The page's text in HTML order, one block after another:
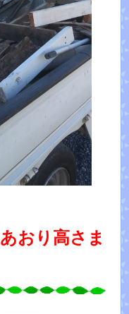
あおり高さま